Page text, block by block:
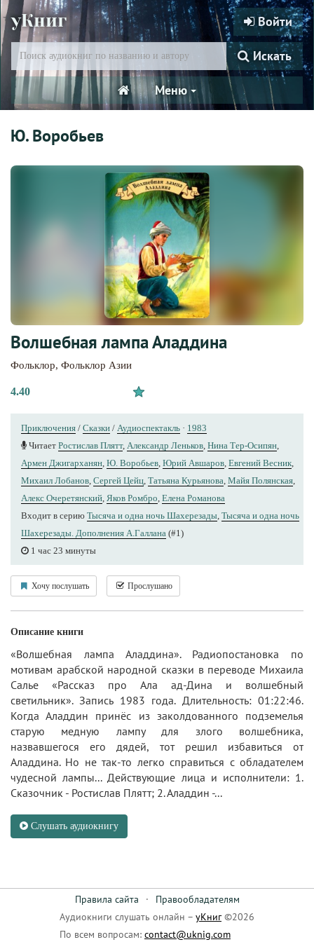
уКниг Войти
Искать
Меню
Ю. Воробьев
Волшебная лампа Аладдина
Фольклор, Фольклор Азии
4.40
Приключения / Сказки / Аудиоспектакль · 1983
Читает Ростислав Плятт, Александр Леньков, Нина Тер-Осипян,
Армен Джигарханян, Ю. Воробьев, Юрий Авшаров, Евгений Весник,
Михаил Лобанов, Сергей Цейц, Татьяна Курьянова, Майя Полянская,
Алекс Очеретянский, Яков Ромбро, Елена Романова
Входит в серию Тысяча и одна ночь Шахерезады, Тысяча и одна ночь
Шахерезады. Дополнения А.Галлана (#1)
1 час 23 минуты
Хочу послушать Прослушано
Описание книги
«Волшебная лампа Аладдина». Радиопостановка по
мотивам арабской народной сказки в переводе Михаила
Салье «Рассказ про Ала ад-Дина и волшебный
светильник». Запись 1983 года. Длительность: 01:22:46.
Когда Аладдин принёс из заколдованного подземелья
старую медную лампу для злого волшебника,
назвавшегося его дядей, тот решил избавиться от
Аладдина. Но не так-то легко справиться с обладателем
чудесной лампы... Действующие лица и исполнители: 1.
Сказочник - Ростислав Плятт; 2. Аладдин -...
Слушать аудиокнигу
Правила сайта ·
Правообладателям
Аудиокниги слушать онлайн – уКниг©2026
По всем вопросам: contact@uknig.com